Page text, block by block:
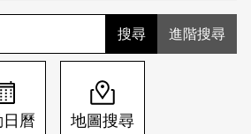
進階搜尋
曆 地圖搜尋